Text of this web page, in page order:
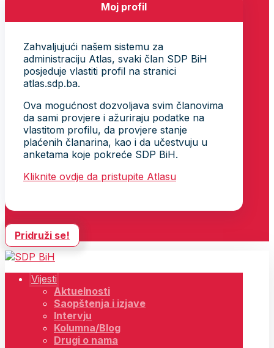
Moj profil
Zahvaljujući našem sistemu za
administraciju Atlas, svaki član SDP BiH
posjeduje vlastiti profil na stranici
atlas.sdp.ba.
Ova mogućnost dozvoljava svim članovima
da sami provjere i ažuriraju podatke na
vlastitom profilu, da provjere stanje
plaćenih članarina, kao i da učestvuju u
anketama koje pokreće SDP BiH.
Kliknite ovdje da pristupite Atlasu
Pridruži se!
Vijesti
Aktuelnosti
Saopštenja i izjave
Intervju
Kolumna/Blog
Drugi o nama